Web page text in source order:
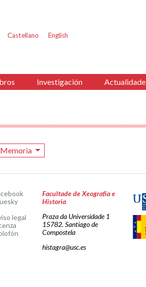
Castellano English
Investigación Actualidade
Memoria
legal
Facultade de Xeografía e
Historia
Praza da Universidade 1
15782. Santiago de
Compostela
histagra@usc.es